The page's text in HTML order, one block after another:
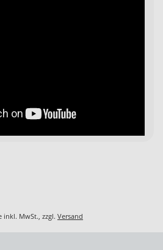
inkl. MwSt., zzgl. Versand